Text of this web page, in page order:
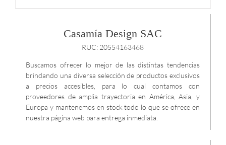
Casamía Design SAC
RUC: 20554163468
Buscamos ofrecer lo mejor de las distintas tendencias
brindando una diversa selección de productos exclusivos
a precios accesibles, para lo cual contamos con
proveedores de amplia trayectoria en América, Asia, y
Europa y mantenemos en stock todo lo que se ofrece en
nuestra página web para entrega inmediata.